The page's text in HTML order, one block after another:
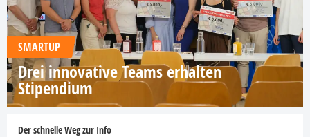
SMARTUP
Drei innovative Teams erhalten
Stipendium
Der schnelle Weg zur Info